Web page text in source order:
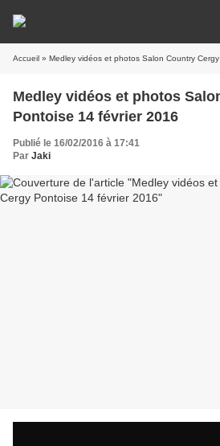
Accueil » Medley vidéos et photos Salon Country
Medley vidéos et photos
Pontoise 14 février 2016
Publié le 16/02/2016 à 17:41
Par Jaki